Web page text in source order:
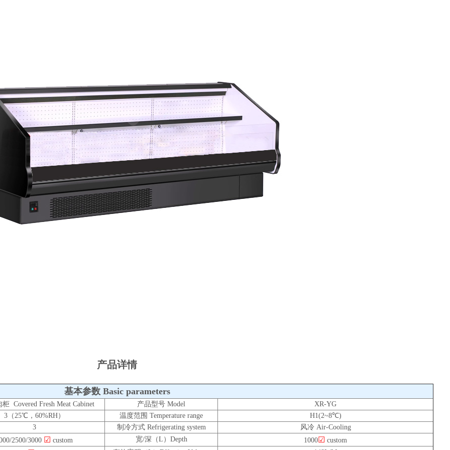
产品详情
基本参数 Basic parameters
Covered Fresh Meat Cabinet 产品型号 Model
XR-YG
3（25℃，60%RH）
温度范围 Temperature range
H1(2~8℃)
3
制冷方式 Refrigerating system
风冷 Air-Cooling
2500/3000 ☑ custom 宽/深（L）Depth 1000☑ custom